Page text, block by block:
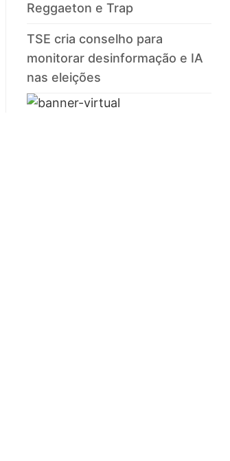
Reggaeton e Trap
TSE cria conselho para
monitorar desinformação e IA
nas eleições